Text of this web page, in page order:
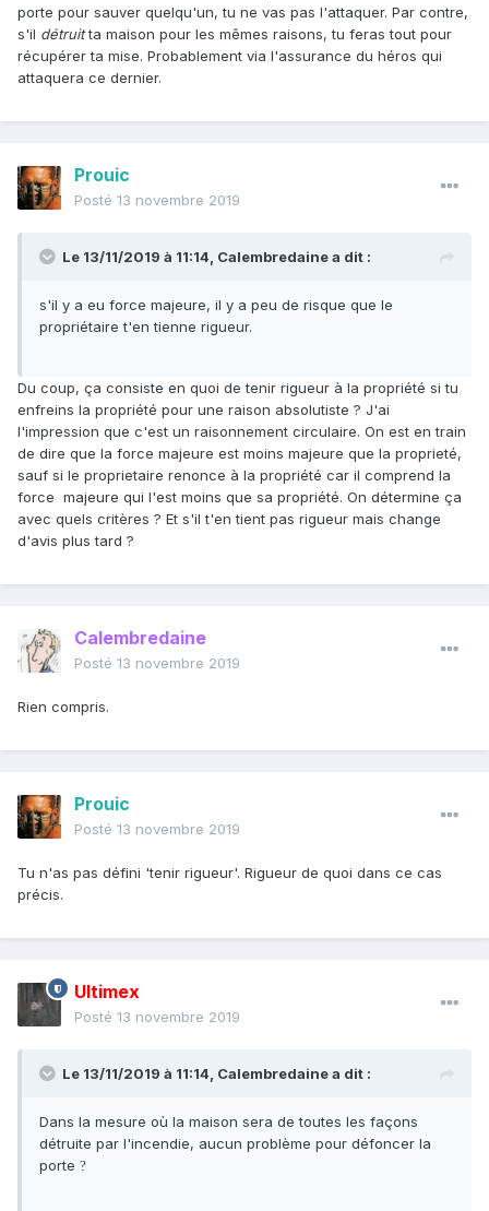
porte pour sauver quelqu'un, tu ne vas pas l'attaquer. Par contre,
s'il détruitta maison pour les mêmes raisons, tu feras tout pour
récupérer ta mise. Probablement via l'assurance du héros qui
attaquera ce dernier.
Prouic
Posté 13 novembre 2019
Le 13/11/2019 à 11:14, Calembredainea dit :
s'il y a eu force majeure, il y a peu de risque que le
propriétaire t'en tienne rigueur.
Du coup, ça consiste en quoi de tenir rigueur à la propriété si tu
enfreins la propriété pour une raison absolutiste ? J'ai
l'impression que c'est un raisonnement circulaire. On est en train
de dire que la force majeure est moins majeure que la proprieté,
sauf si le proprietaire renonce à la propriété car il comprend la
force majeure qui l'est moins que sa propriété. On détermine ça
avec quels critères ? Et s'il t'en tient pas rigueur mais change
d'avis plus tard ?
Calembredaine
Posté 13 novembre 2019
Rien compris.
Prouic
Posté 13 novembre 2019
Tu n'as pas défini 'tenir rigueur'. Rigueur de quoi dans ce cas
précis.
Ultimex
Posté 13 novembre 2019
Le 13/11/2019 à 11:14, Calembredainea dit :
Dans la mesure où la maison sera de toutes les façons
détruite par l'incendie, aucun problème pour défoncer la
porte ?